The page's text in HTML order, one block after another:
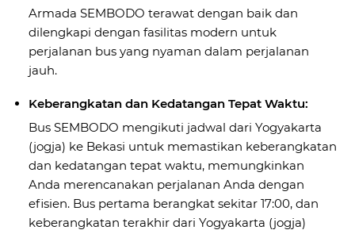
Armada SEMBODO terawat dengan baik dan
dilengkapi dengan fasilitas modern untuk
perjalanan bus yang nyaman dalam perjalanan
jauh.
Keberangkatan dan Kedatangan Tepat Waktu:
Bus SEMBODO mengikuti jadwal dari Yogyakarta
(jogja) ke Bekasi untuk memastikan keberangkatan
dan kedatangan tepat waktu, memungkinkan
Anda merencanakan perjalanan Anda dengan
efisien. Bus pertama berangkat sekitar 17:00, dan
keberangkatan terakhir dari Yogyakarta (jogja)